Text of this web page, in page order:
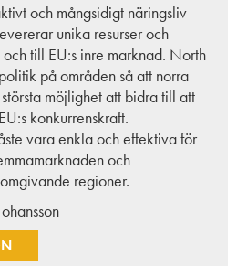
och mångsidigt näringsliv
unika resurser och
till EU:s inre marknad. North
på områden så att norra
möjlighet att bidra till att
konkurrenskraft.
vara enkla och effektiva för
och
regioner.